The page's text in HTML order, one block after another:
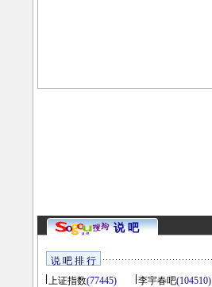
说 吧
说 吧 排 行
上证指数(77445) 李宇春吧(104510)